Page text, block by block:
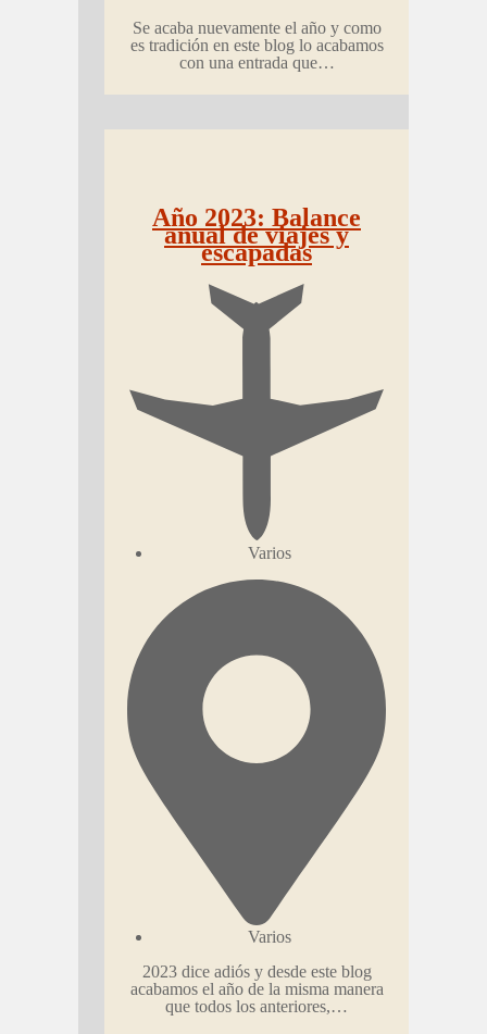
Se acaba nuevamente el año y como
es tradición en este blog lo acabamos
con una entrada que…
Año 2023: Balance
anual de viajes y
escapadas
Varios
Varios
2023 dice adiós y desde este blog
acabamos el año de la misma manera
que todos los anteriores,…